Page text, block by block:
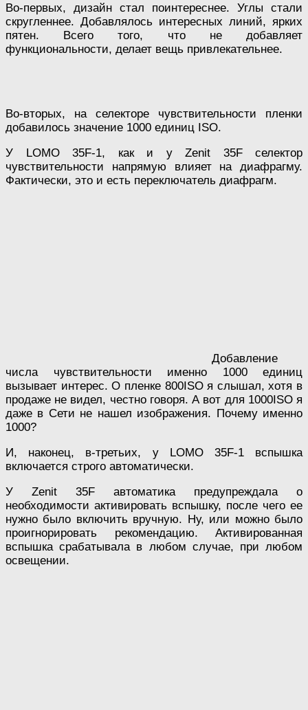
Во-первых, дизайн стал поинтереснее. Углы стали
скругленнее. Добавлялось интересных линий, ярких
пятен. Всего того, что не добавляет
функциональности, делает вещь привлекательнее.
Во-вторых, на селекторе чувствительности пленки
добавилось значение 1000 единиц ISO.
У LOMO 35F-1, как и у Zenit 35F селектор
чувствительности напрямую влияет на диафрагму.
Фактически, это и есть переключатель диафрагм.
Добавление
числа чувствительности именно 1000 единиц
вызывает интерес. О пленке 800ISO я слышал, хотя в
продаже не видел, честно говоря. А вот для 1000ISO я
даже в Сети не нашел изображения. Почему именно
1000?
И, наконец, в-третьих, у LOMO 35F-1 вспышка
включается строго автоматически.
У Zenit 35F автоматика предупреждала о
необходимости активировать вспышку, после чего ее
нужно было включить вручную. Ну, или можно было
проигнорировать рекомендацию. Активированная
вспышка срабатывала в любом случае, при любом
освещении.